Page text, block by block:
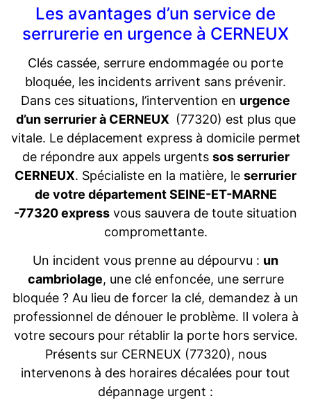
Les avantages d’un service de
serrurerie en urgence à CERNEUX
Clés cassée, serrure endommagée ou porte
bloquée, les incidents arrivent sans prévenir.
Dans ces situations, l’intervention en urgence
d’un serrurier à CERNEUX (77320) est plus que
vitale. Le déplacement express à domicile permet
de répondre aux appels urgents sos serrurier
CERNEUX. Spécialiste en la matière, le serrurier
de votre département SEINE-ET-MARNE
-77320 express vous sauvera de toute situation
compromettante.
Un incident vous prenne au dépourvu : un
cambriolage, une clé enfoncée, une serrure
bloquée ? Au lieu de forcer la clé, demandez à un
professionnel de dénouer le problème. Il volera à
votre secours pour rétablir la porte hors service.
Présents sur CERNEUX (77320), nous
intervenons à des horaires décalées pour tout
dépannage urgent :